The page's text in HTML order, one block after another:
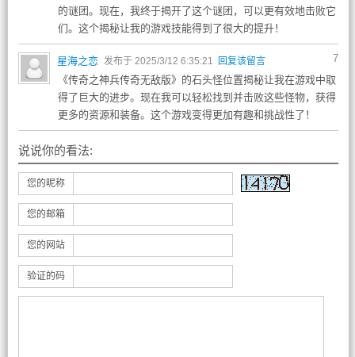
的谜团。现在，我终于揭开了这个谜团，可以更有效地击败它
们。这个揭秘让我的游戏技能得到了很大的提升！
7
星海之恋 发布于 2025/3/12 6:35:21 回复该留言
《传奇之神兵传奇无敌版》的石头怪位置揭秘让我在游戏中取
得了巨大的进步。现在我可以轻松找到并击败这些怪物，获得
更多的资源和装备。这个游戏变得更加有趣和挑战性了！
说说你的看法:
您的昵称
您的邮箱
您的网站
验证的码